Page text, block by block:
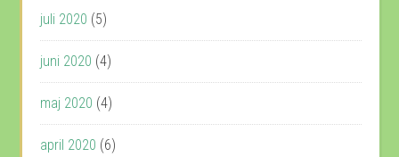
juli 2020 (5)
juni 2020 (4)
maj 2020 (4)
april 2020 (6)